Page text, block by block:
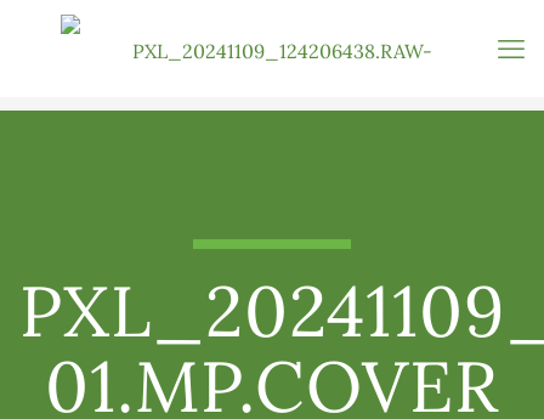
01.MP.COVER